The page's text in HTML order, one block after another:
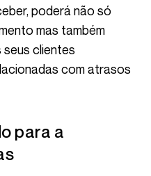
poderá não só
mas também
clientes
com atrasos